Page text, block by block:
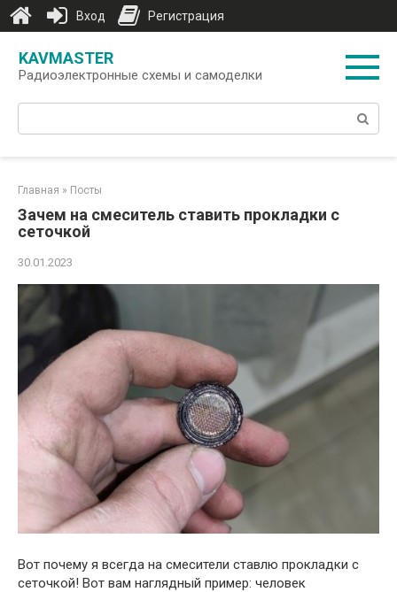
контенту
KAVMASTER
Радиоэлектронные схемы и самоделки
Поиск:
Главная » Посты
Зачем на смеситель ставить прокладки с
сеточкой
30.01.2023
Вот почему я всегда на смесители ставлю прокладки с
сеточкой! Вот вам наглядный пример: человек
Вход Регистрация